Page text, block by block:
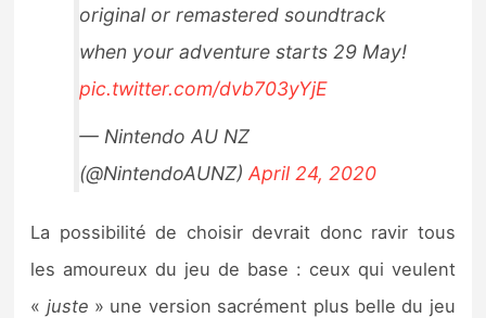
original or remastered soundtrack
when your adventure starts 29 May!
pic.twitter.com/dvb703yYjE
— Nintendo AU NZ
(@NintendoAUNZ)April 24, 2020
La possibilité de choisir devrait donc ravir tous
les amoureux du jeu de base : ceux qui veulent
« juste » une version sacrément plus belle du jeu